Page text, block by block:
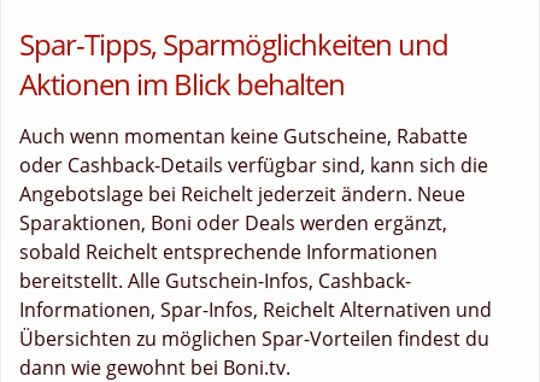
Spar-Tipps, Sparmöglichkeiten und
Aktionen im Blick behalten
Auch wenn momentan keine Gutscheine, Rabatte
oder Cashback-Details verfügbar sind, kann sich die
Angebotslage bei Reichelt jederzeit ändern. Neue
Sparaktionen, Boni oder Deals werden ergänzt,
sobald Reichelt entsprechende Informationen
bereitstellt. Alle Gutschein-Infos, Cashback-
Informationen, Spar-Infos, Reichelt Alternativen und
Übersichten zu möglichen Spar-Vorteilen findest du
dann wie gewohnt bei Boni.tv.